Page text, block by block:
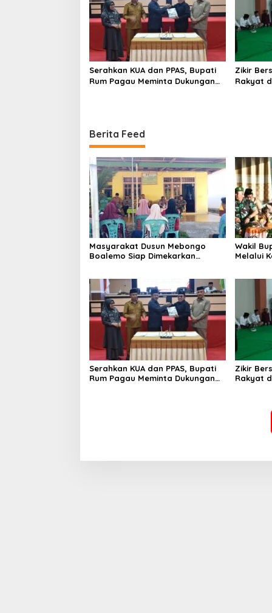
Serahkan KUA dan PPAS, Bupati
Rum Pagau Meminta Dukungan
Zikir
Rakyat
Berita Feed
Masyarakat Dusun Mebongo
Boalemo Siap Dimekarkan
Wakil
Melalui
Serahkan KUA dan PPAS, Bupati
Rum Pagau Meminta Dukungan
Zikir
Rakyat